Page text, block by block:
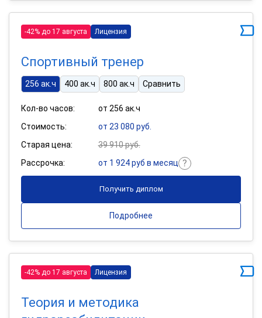
-42% до 17 августа Лицензия
Спортивный тренер
256 ак.ч 400 ак.ч 800 ак.ч Сравнить
Кол-во часов:
от 256 ак.ч
Стоимость:
от 23 080 руб.
Старая цена:
39 910 руб.
Рассрочка:
от 1 924 руб в месяц
Получить диплом
Подробнее
-42% до 17 августа Лицензия
Теория и методика